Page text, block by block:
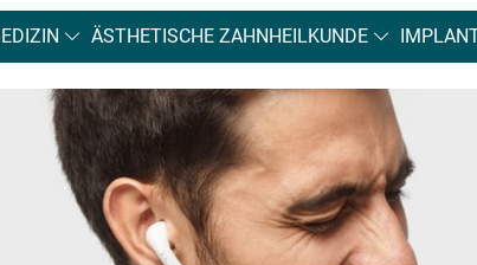
ÄSTHETISCHE ZAHNHEILKUNDE